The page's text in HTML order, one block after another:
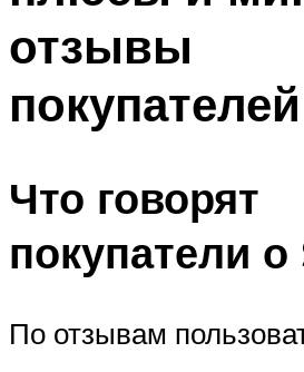
отзывы
покупателей
Что говорят
покупатели
По отзывам